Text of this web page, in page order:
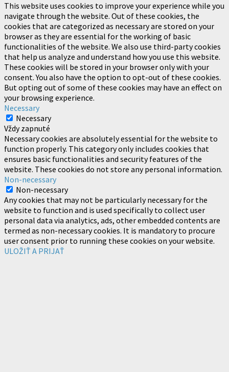
This website uses cookies to improve your experience while you
navigate through the website. Out of these cookies, the
cookies that are categorized as necessary are stored on your
browser as they are essential for the working of basic
functionalities of the website. We also use third-party cookies
that help us analyze and understand how you use this website.
These cookies will be stored in your browser only with your
consent. You also have the option to opt-out of these cookies.
But opting out of some of these cookies may have an effect on
your browsing experience.
Necessary
Necessary
Vždy zapnuté
Necessary cookies are absolutely essential for the website to
function properly. This category only includes cookies that
ensures basic functionalities and security features of the
website. These cookies do not store any personal information.
Non-necessary
Non-necessary
Any cookies that may not be particularly necessary for the
website to function and is used specifically to collect user
personal data via analytics, ads, other embedded contents are
termed as non-necessary cookies. It is mandatory to procure
user consent prior to running these cookies on your website.
ULOŽIŤ A PRIJAŤ